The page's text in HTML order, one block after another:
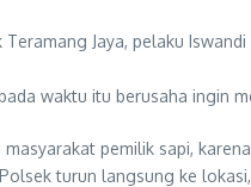
Jaya, pelaku
waktu itu berusaha ingin
pemilik sapi,
turun langsung ke